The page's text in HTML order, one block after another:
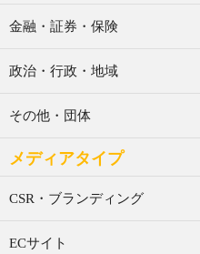
金融・証券・保険
政治・行政・地域
その他・団体
メディアタイプ
CSR・ブランディング
ECサイト